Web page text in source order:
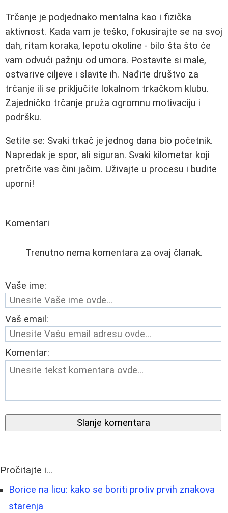
Trčanje je podjednako mentalna kao i fizička
aktivnost. Kada vam je teško, fokusirajte se na svoj
dah, ritam koraka, lepotu okoline - bilo šta što će
vam odvući pažnju od umora. Postavite si male,
ostvarive ciljeve i slavite ih. Nađite društvo za
trčanje ili se priključite lokalnom trkačkom klubu.
Zajedničko trčanje pruža ogromnu motivaciju i
podršku.
Setite se: Svaki trkač je jednog dana bio početnik.
Napredak je spor, ali siguran. Svaki kilometar koji
pretrčite vas čini jačim. Uživajte u procesu i budite
uporni!
Komentari
Trenutno nema komentara za ovaj članak.
Vaše ime:
Vaš email:
Komentar:
Slanje komentara
Pročitajte i...
Borice na licu: kako se boriti protiv prvih znakova
starenja